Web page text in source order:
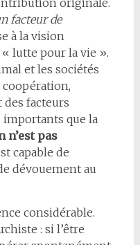
originale.
facteur de
à la vision
lutte pour la vie ».
et les sociétés
des facteurs
importants que la
n’est pas
capable de
dévouement au
considérable.
: si l’être